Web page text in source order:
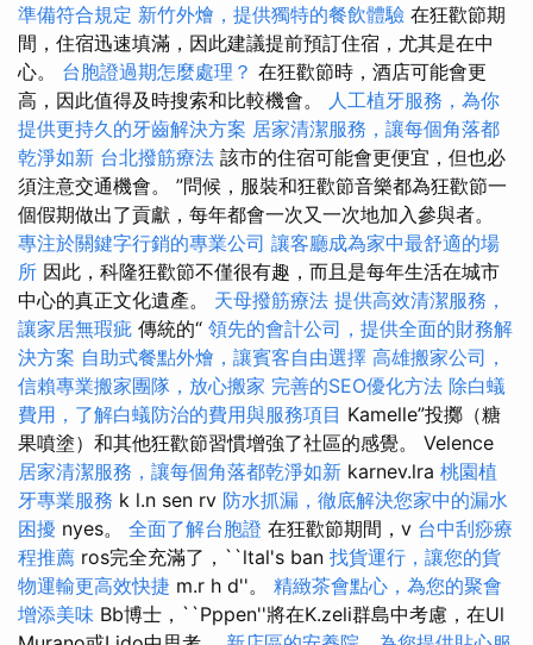
準備符合規定 新竹外燴，提供獨特的餐飲體驗 在狂歡節期
間，住宿迅速填滿，因此建議提前預訂住宿，尤其是在中
心。 台胞證過期怎麼處理？ 在狂歡節時，酒店可能會更
高，因此值得及時搜索和比較機會。
人工植牙服務，為你
提供更持久的牙齒解決方案 居家清潔服務，讓每個角落都
乾淨如新 台北撥筋療法 該市的住宿可能會更便宜，但也必
須注意交通機會。 ”問候，服裝和狂歡節音樂都為狂歡節一
個假期做出了貢獻，每年都會一次又一次地加入參與者。
專注於關鍵字行銷的專業公司 讓客廳成為家中最舒適的場
所 因此，科隆狂歡節不僅很有趣，而且是每年生活在城市
中心的真正文化遺產。 天母撥筋療法 提供高效清潔服務，
讓家居無瑕疵 傳統的“ 領先的會計公司，提供全面的財務解
決方案 自助式餐點外燴，讓賓客自由選擇 高雄搬家公司，
信賴專業搬家團隊，放心搬家 完善的SEO優化方法 除白蟻
費用，了解白蟻防治的費用與服務項目 Kamelle”投擲（糖
果噴塗）和其他狂歡節習慣增強了社區的感覺。 Velence
居家清潔服務，讓每個角落都乾淨如新 karnev.lra 桃園植
牙專業服務 k l.n sen rv 防水抓漏，徹底解決您家中的漏水
困擾 nyes。 全面了解台胞證 在狂歡節期間，v 台中刮痧療
程推薦 ros完全充滿了，``ltal's ban 找貨運行，讓您的貨
物運輸更高效快捷 m.r h d''。 精緻茶會點心，為您的聚會
增添美味 Bb博士，``Pppen''將在K.zeli群島中考慮，在Ul